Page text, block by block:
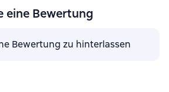
eine Bewertung
Bewertung zu hinterlassen